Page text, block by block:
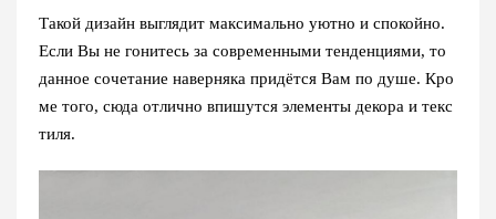
Такой дизайн выглядит максимально уютно и спокойно.
Если Вы не гонитесь за современными тенденциями, то
данное сочетание наверняка придётся Вам по душе. Кро
ме того, сюда отлично впишутся элементы декора и текс
тиля.